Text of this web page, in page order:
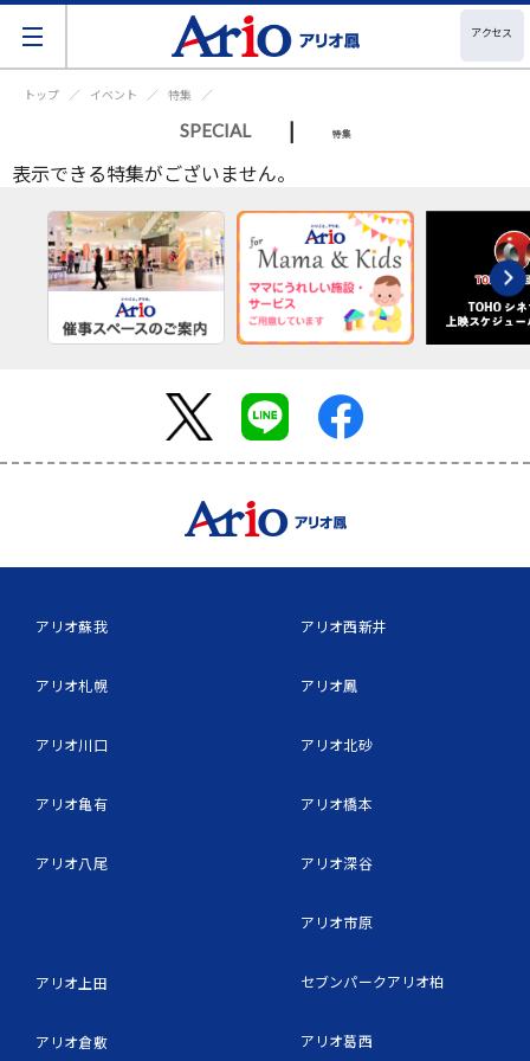
アクセス
トップ イベント 特集
SPECIAL | 特集
表示できる特集がございません。
アリオ蘇我
アリオ札幌
アリオ川口
アリオ亀有
アリオ八尾
アリオ上田
アリオ倉敷
アリオ西新井
アリオ鳳
アリオ北砂
アリオ橋本
アリオ深谷
アリオ市原
セブンパークアリオ柏
アリオ葛西